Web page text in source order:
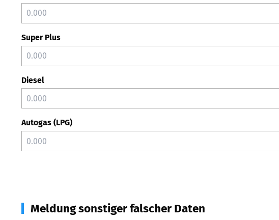
Super Plus
Diesel
Autogas (LPG)
Meldung sonstiger falscher Daten